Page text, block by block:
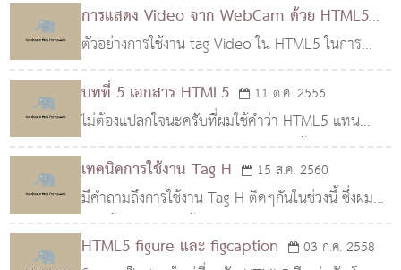
การแสดง Video จาก WebCam ด้วย HTML5
28 มี.ค. 2557
ตัวอย่างการใช้งาน tag Video ใน HTML5 ในการ
แสดงวีดีโอจาก Webcam โดยการใช้ Media Stream
บทที่ 5 เอกสาร HTML5 11 ต.ค. 2556
ไม่ต้องแปลกใจนะครับที่ผมใช้คำว่า HTML5 แทน
HTML เพราะจริงๆแล้วบทความในชุดนี้ผมจะเน้นไปที่
การใช้งาน HTML5 โดยตรง ซึ่งจะเป็นมาตรฐานต่อไป
ในอนาคต เริ่ม
เทคนิคการใช้งาน Tag H 15 ส.ค. 2560
มีคำถามถึงการใช้งาน Tag H ติดๆกันในช่วงนี้ ซึ่งผม
ตอบซ้ำๆไปหลายครั้งแล้วเลยคิดว่าเขียนเป็นบทความ
ไปเลยจะดีกว่า
HTML5 figure และ figcaption 03 ก.ค. 2558